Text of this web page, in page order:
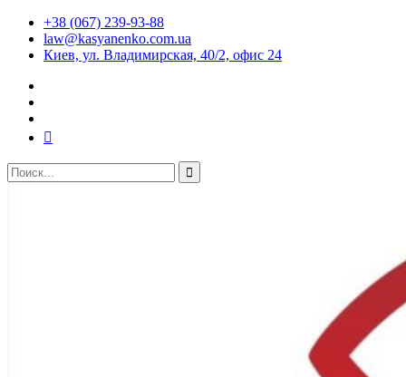
+38 (067) 239-93-88
law@kasyanenko.com.ua
Киев, ул. Владимирская, 40/2, офис 24